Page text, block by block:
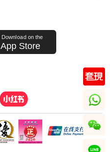
Download on the
App Store
whatsapp